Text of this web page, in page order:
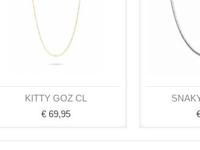
KITTY GOZ CL
€ 69,95